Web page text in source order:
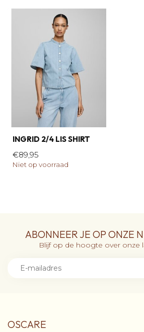
INGRID 2/4 LIS SHIRT
€89,95
Niet op voorraad
ABONNEER JE OP ONZE
Blijf op de hoogte over onze
OSCARE